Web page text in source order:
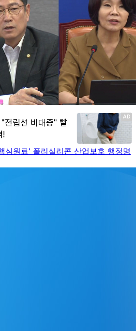
심원료' 폴리실리콘 산업보호 행정명